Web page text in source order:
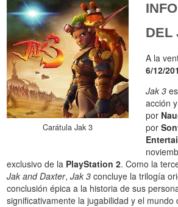
Carátula Jak 3
DEL
A la
6/12/
Jak 3
acción
por
por
exclusivo de la PlayStation 2. Como la
Jak and Daxter,Jak 3 concluye la trilogía
conclusión épica a la historia de sus
significativamente la jugabilidad y el mundo